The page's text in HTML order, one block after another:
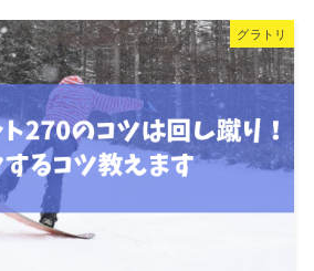
グラトリ